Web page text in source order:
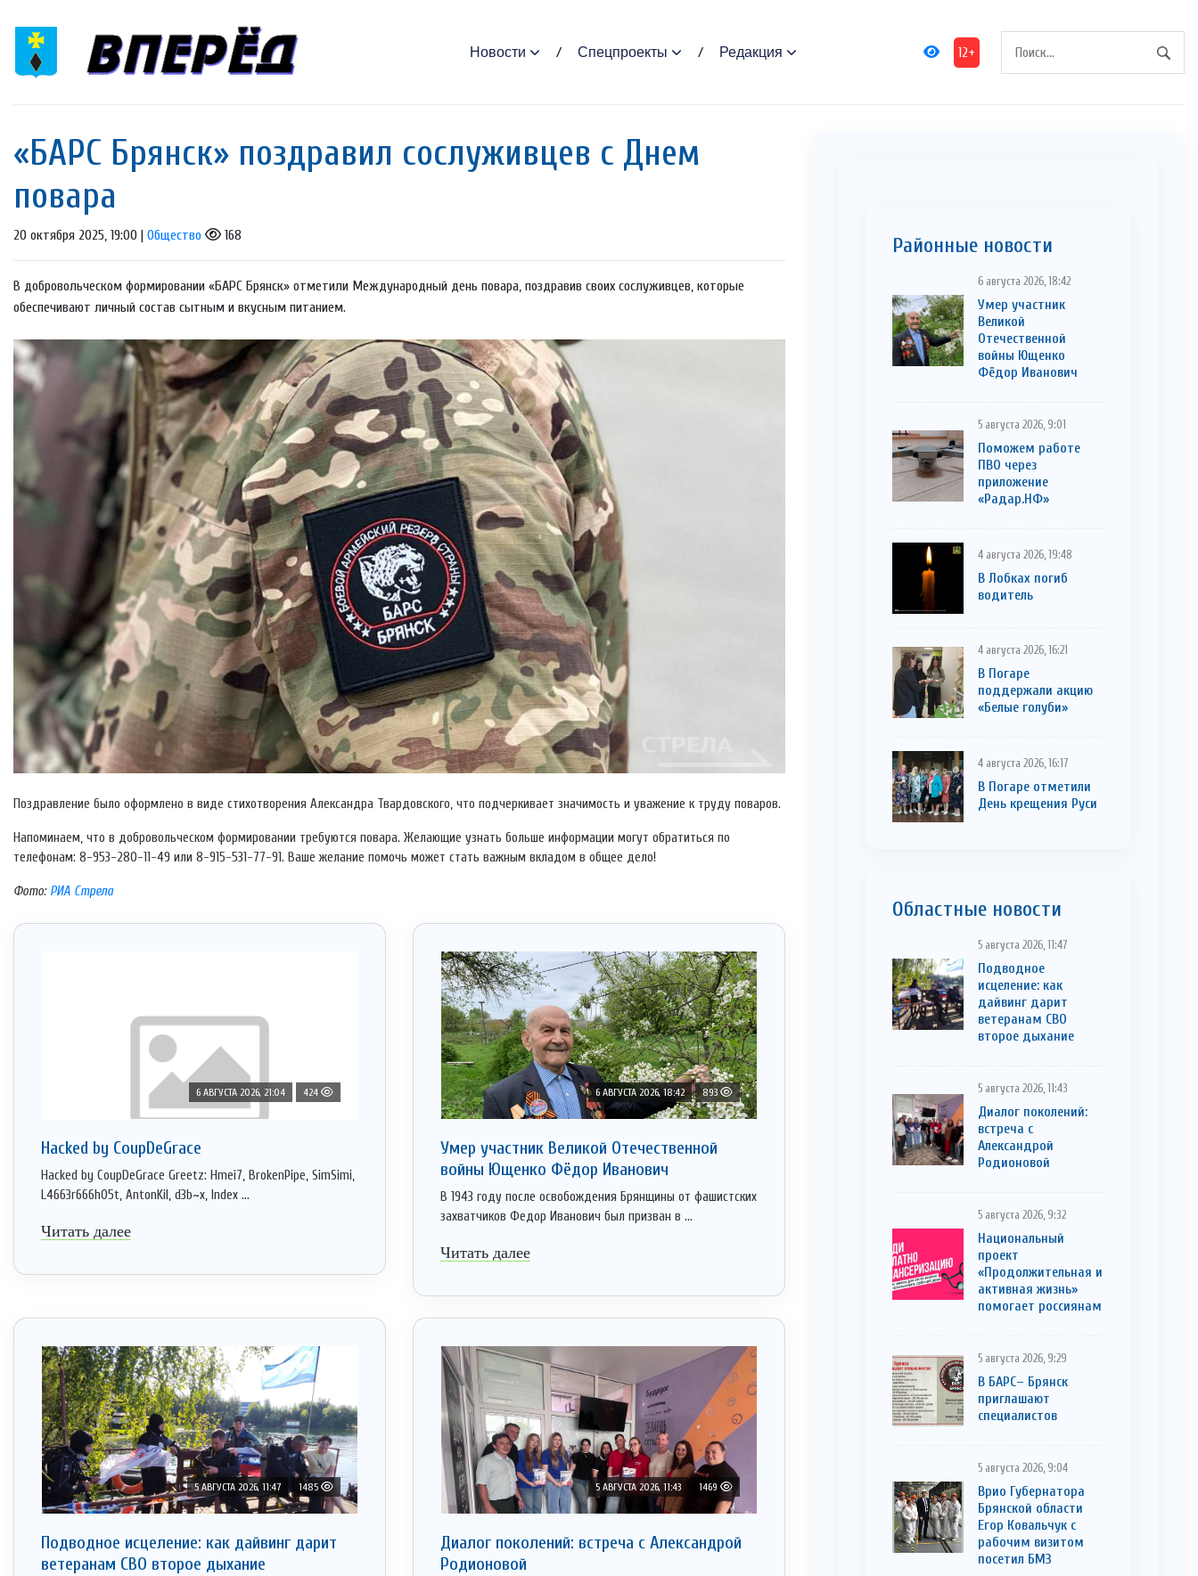
Новости Спецпроекты Редакция 12+
«БАРС Брянск» поздравил сослуживцев с Днем
повара
20 октября 2025, 19:00 | Общество 168
В добровольческом формировании «БАРС Брянск» отметили Международный день повара, поздравив своих сослуживцев, которые
обеспечивают личный состав сытным и вкусным питанием.
Поздравление было оформлено в виде стихотворения Александра Твардовского, что подчеркивает значимость и уважение к труду поваров.
Напоминаем, что в добровольческом формировании требуются повара. Желающие узнать больше информации могут обратиться по
телефонам: 8-953-280-11-49 или 8-915-531-77-91. Ваше желание помочь может стать важным вкладом в общее дело!
Фото:РИА Стрела
6 АВГУСТА 2026, 21:04 424
Hacked by CoupDeGrace
Hacked by CoupDeGrace Greetz: Hmei7, BrokenPipe, SimSimi,
L4663r666h05t, AntonKil, d3b~x, Index ...
Читать далее
6 АВГУСТА 2026, 18:42 893
Умер участник Великой Отечественной
войны Ющенко Фёдор Иванович
В 1943 году после освобождения Брянщины от фашистских
захватчиков Федор Иванович был призван в ...
Читать далее
5 АВГУСТА 2026, 11:47 1485
Подводное исцеление: как дайвинг дарит
ветеранам СВО второе дыхание
5 АВГУСТА 2026, 11:43 1469
Диалог поколений: встреча с Александрой
Родионовой
Районные новости
6 августа 2026, 18:42
Умер участник
Великой
Отечественной
войны Ющенко
Фёдор Иванович
5 августа 2026, 9:01
Поможем работе
ПВО через
приложение
«Радар.НФ»
4 августа 2026, 19:48
В Лобках погиб
водитель
4 августа 2026, 16:21
В Погаре
поддержали акцию
«Белые голуби»
4 августа 2026, 16:17
В Погаре отметили
День крещения Руси
Областные новости
5 августа 2026, 11:47
Подводное
исцеление: как
дайвинг дарит
ветеранам СВО
второе дыхание
5 августа 2026, 11:43
Диалог поколений:
встреча с
Александрой
Родионовой
5 августа 2026, 9:32
Национальный
проект
«Продолжительная и
активная жизнь»
помогает россиянам
5 августа 2026, 9:29
В БАРС– Брянcк
приглaшают
cпециaлистoв
5 августа 2026, 9:04
Врио Губернатора
Брянской области
Егор Ковальчук с
рабочим визитом
посетил БМЗ